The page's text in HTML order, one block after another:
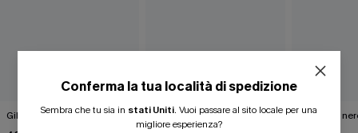
Gilet bianco Wrap It Up Abito maglione marrone
tinta unita
Maglione
Conferma la tua località di spedizione
Sembra che tu sia in stati Uniti. Vuoi passare al sito locale per una
migliore esperienza?